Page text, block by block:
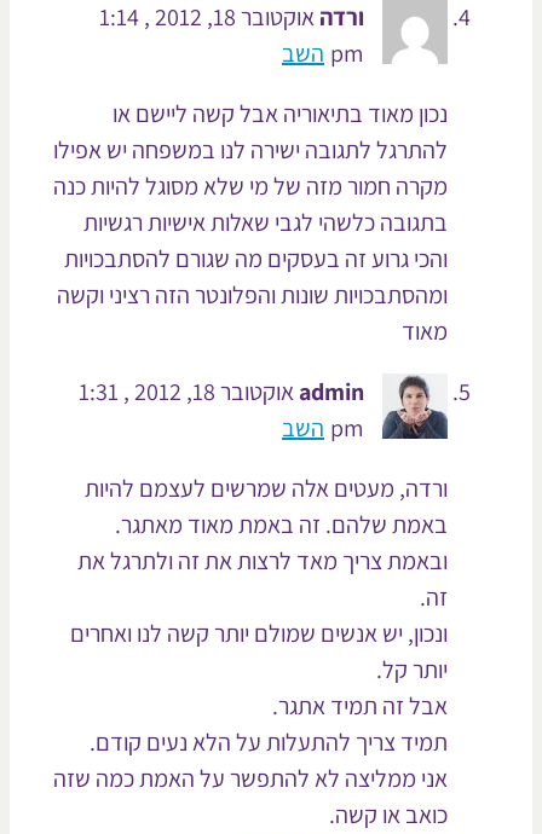
ורדה
אוקטובר 18, 2012 , 1:14
pm
השב
נכון מאוד בתיאוריה אבל קשה ליישם או
להתרגל לתגובה ישירה לנו במשפחה יש אפילו
מקרה חמור מזה של מי שלא מסוגל להיות כנה
בתגובה כלשהי לגבי שאלות אישיות רגשיות
והכי גרוע זה בעסקים מה שגורם להסתבכויות
ומהסתבכויות שונות והפלונטר הזה רציני וקשה
admin
אוקטובר 18, 2012 , 1:31
pmהשב
ורדה, מעטים אלה שמרשים לעצמם להיות
באמת שלהם. זה באמת מאוד מאתגר.
ובאמת צריך מאד לרצות את זה ולתרגל את
ונכון, יש אנשים שמולם יותר קשה לנו ואחרים
יותר קל.
אבל זה תמיד אתגר.
תמיד צריך להתעלות על הלא נעים קודם.
אני ממליצה לא להתפשר על האמת כמה שזה
כואב או קשה.